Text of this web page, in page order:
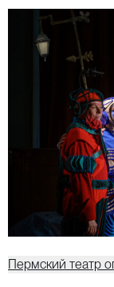
Пермский театр